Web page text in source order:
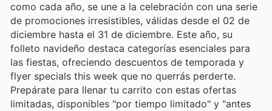
como cada año, se une a la celebración con una serie
de promociones irresistibles, válidas desde el 02 de
diciembre hasta el 31 de diciembre. Este año, su
folleto navideño destaca categorías esenciales para
las fiestas, ofreciendo descuentos de temporada y
flyer specials this week que no querrás perderte.
Prepárate para llenar tu carrito con estas ofertas
limitadas, disponibles "por tiempo limitado" y "antes